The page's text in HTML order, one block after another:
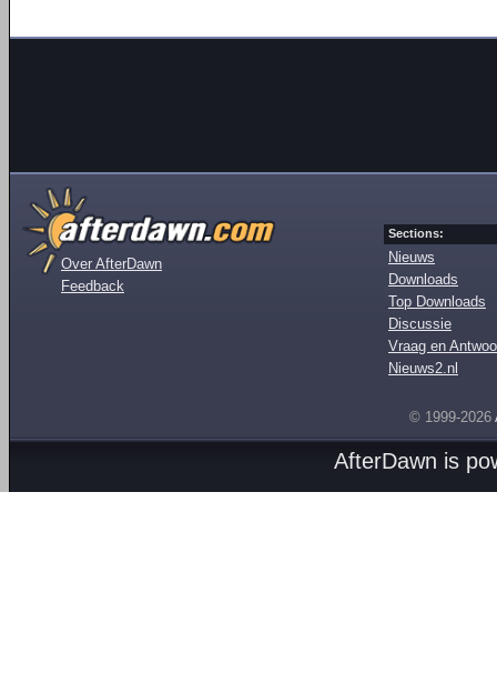
Over AfterDawn
Feedback
Sections:
Nieuws
Downloads
Top Downloads
Discussie
Vraag en
Nieuws2.nl
© 1999-2026
AfterDawn is